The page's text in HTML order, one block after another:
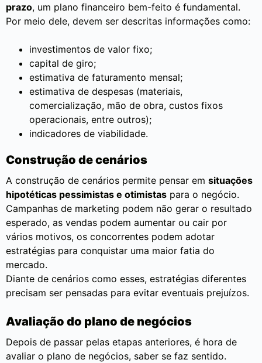
prazo, um plano financeiro bem-feito é fundamental.
Por meio dele, devem ser descritas informações como:
investimentos de valor fixo;
capital de giro;
estimativa de faturamento mensal;
estimativa de despesas (materiais,
comercialização, mão de obra, custos fixos
operacionais, entre outros);
indicadores de viabilidade.
Construção de cenários
A construção de cenários permite pensar em situações
hipotéticas pessimistas e otimistas para o negócio.
Campanhas de marketing podem não gerar o resultado
esperado, as vendas podem aumentar ou cair por
vários motivos, os concorrentes podem adotar
estratégias para conquistar uma maior fatia do
mercado.
Diante de cenários como esses, estratégias diferentes
precisam ser pensadas para evitar eventuais prejuízos.
Avaliação do plano de negócios
Depois de passar pelas etapas anteriores, é hora de
avaliar o plano de negócios, saber se faz sentido.